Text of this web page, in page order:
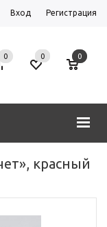
Вход Регистрация
0 0 0
красный